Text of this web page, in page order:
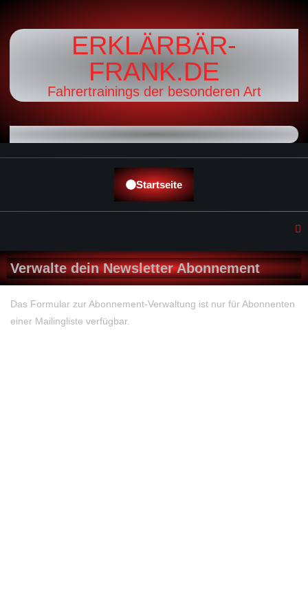
ERKLÄRBÄR-
FRANK.DE
Fahrertrainings der besonderen Art
Startseite
Verwalte dein Newsletter Abonnement
Das Formular zur Abonnement-Verwaltung ist nur für Abonnenten
einer Mailingliste verfügbar.